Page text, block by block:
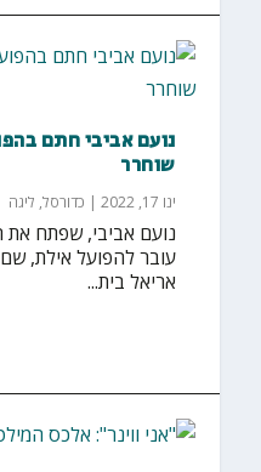
נועם אביבי חתם
שוחרר
ינו 17, 2022 | כדורסל, ליגה
נועם אביבי, שפתח את
עובר להפועל אילת,
אריאל בית...